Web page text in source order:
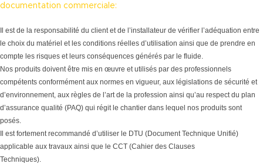
documentation commerciale:
Il est de la responsabilité du client et de l’installateur de vérifier l’adéquation entre
le choix du matériel et les conditions réelles d’utilisation ainsi que de prendre en
compte les risques et leurs conséquences générés par le fluide.
Nos produits doivent être mis en œuvre et utilisés par des professionnels
compétents conformément aux normes en vigueur, aux législations de sécurité et
d’environnement, aux règles de l’art de la profession ainsi qu’au respect du plan
d’assurance qualité (PAQ) qui régit le chantier dans lequel nos produits sont
posés.
Il est fortement recommandé d’utiliser le DTU (Document Technique Unifié)
applicable aux travaux ainsi que le CCT (Cahier des Clauses
Techniques).